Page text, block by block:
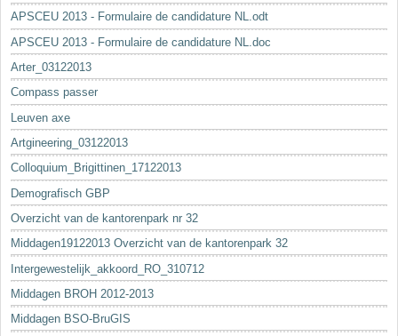
APSCEU 2013 - Formulaire de candidature NL.odt
APSCEU 2013 - Formulaire de candidature NL.doc
Arter_03122013
Compass passer
Leuven axe
Artgineering_03122013
Colloquium_Brigittinen_17122013
Demografisch GBP
Overzicht van de kantorenpark nr 32
Middagen19122013 Overzicht van de kantorenpark 32
Intergewestelijk_akkoord_RO_310712
Middagen BROH 2012-2013
Middagen BSO-BruGIS